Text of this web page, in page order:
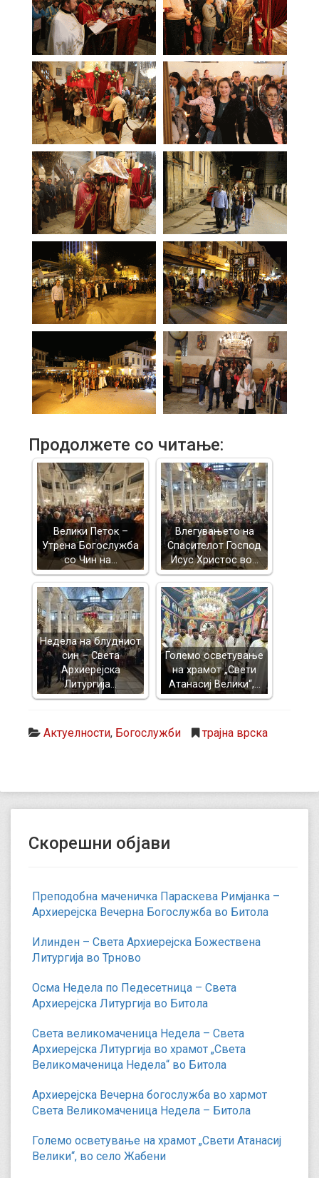
Продолжете со читање:
Велики Петок –
Утрена Богослужба
со Чин на…
Влегувањето на
Спасителот Господ
Исус Христос во…
Недела на блудниот
син – Света
Архиерејска
Литургија…
Големо осветување
на храмот „Свети
Атанасиј Велики“,…
Актуелности, Богослужби трајна врска
Скорешни објави
Преподобна маченичка Параскева Римјанка –
Архиерејска Вечерна Богослужба во Битола
Илинден – Света Архиерејска Божествена
Литургија во Трново
Осма Недела по Педесетница – Света
Архиерејска Литургија во Битола
Света великомаченица Недела – Света
Архиерејска Литургија во храмот „Света
Великомаченица Недела“ во Битола
Архиерејска Вечерна богослужба во хармот
Света Великомаченица Недела – Битола
Големо осветување на храмот „Свети Атанасиј
Велики“, во село Жабени